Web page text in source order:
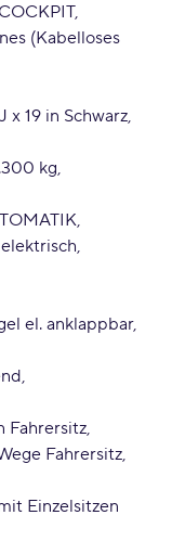
(Kabelloses
x 19 in Schwarz
kg
el. anklappbar
Fahrersitz
Fahrersitz
Einzelsitzen